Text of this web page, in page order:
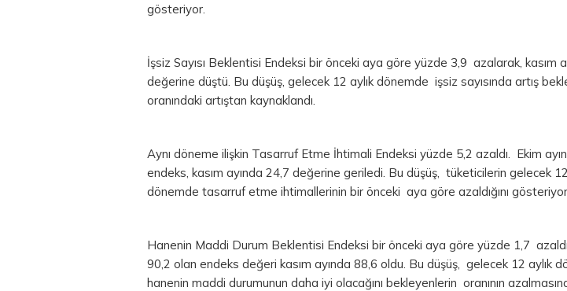
gösteriyor.
İşsiz Sayısı Beklentisi Endeksi bir önceki aya göre yüzde 3,9 azalarak, kasım
değerine düştü. Bu düşüş, gelecek 12 aylık dönemde işsiz sayısında artış
oranındaki artıştan kaynaklandı.
Aynı döneme ilişkin Tasarruf Etme İhtimali Endeksi yüzde 5,2 azaldı. Ekim
endeks, kasım ayında 24,7 değerine geriledi. Bu düşüş, tüketicilerin gelecek
dönemde tasarruf etme ihtimallerinin bir önceki aya göre azaldığını gösteriyor
Hanenin Maddi Durum Beklentisi Endeksi bir önceki aya göre yüzde 1,7
90,2 olan endeks değeri kasım ayında 88,6 oldu. Bu düşüş, gelecek 12 aylık
hanenin maddi durumunun daha iyi olacağını bekleyenlerin oranının